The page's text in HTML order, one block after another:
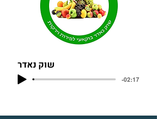
שוק נאדר
-02:17